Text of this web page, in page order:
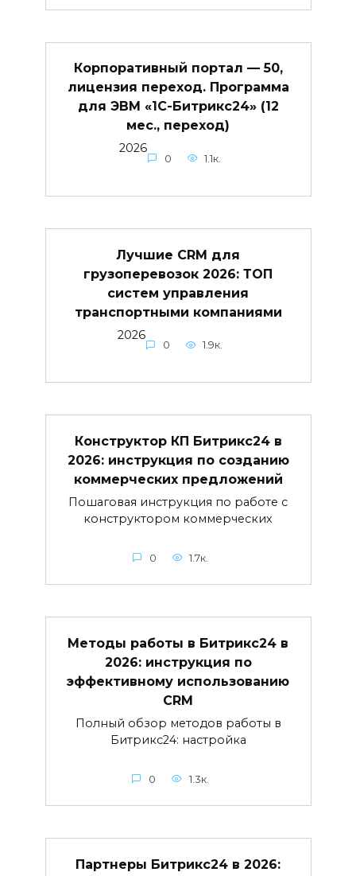
Корпоративный портал — 50,
лицензия переход. Программа
для ЭВМ «1С-Битрикс24» (12
мес., переход)
2026
0 1.1к.
Лучшие CRM для
грузоперевозок 2026: ТОП
систем управления
транспортными компаниями
2026
0 1.9к.
Конструктор КП Битрикс24 в
2026: инструкция по созданию
коммерческих предложений
Пошаговая инструкция по работе с
конструктором коммерческих
0 1.7к.
Методы работы в Битрикс24 в
2026: инструкция по
эффективному использованию
CRM
Полный обзор методов работы в
Битрикс24: настройка
0 1.3к.
Партнеры Битрикс24 в 2026: